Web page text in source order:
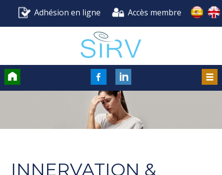
Accès membre
Adhésion en ligne
FaceBookLinkedIn
INNERVATION &